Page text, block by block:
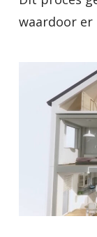
waardoor er